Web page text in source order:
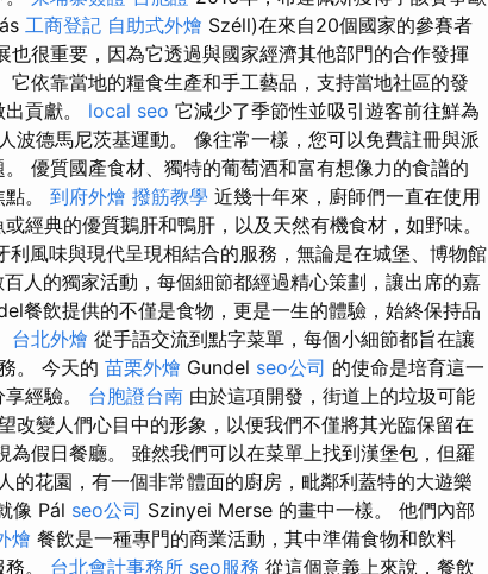
工商登記 自助式外燴 Széll)在來自20個國家的參賽者
也很重要，因為它透過與國家經濟其他部門的合作發揮
依靠當地的糧食生產和手工藝品，支持當地社區的發
貢獻。 local seo 它減少了季節性並吸引遊客前往鮮為
波德馬尼茨基運動。 像往常一樣，您可以免費註冊與派
優質國產食材、獨特的葡萄酒和富有想像力的食譜的
。 到府外燴 撥筋教學 近幾十年來，廚師們一直​​在使用
經典的優質鵝肝和鴨肝，以及天然有機食材，如野味。
利風味與現代呈現相結合的服務，無論是在城堡、博物館
人的獨家活動，每個細節都經過精心策劃，讓出席的嘉
餐飲提供的不僅是食物，更是一生的體驗，始終保持品
台北外燴 從手語交流到點字菜單，每個小細節都旨在讓
。 今天的 苗栗外燴 Gundel seo公司 的使命是培育這一
經驗。 台胞證台南 由於這項開發，街道上的垃圾可能
改變人們心目中的形象，以便我們不僅將其光臨保留在
為假日餐廳。 雖然我們可以在菜單上找到漢堡包，但羅
的花園，有一個非常體面的廚房，毗鄰利蓋特的大遊樂
像 Pál seo公司 Szinyei Merse 的畫中一樣。 他們內部
燴 餐飲是一種專門的商業活動，其中準備食物和飲料
。 台北會計事務所 seo服務 從這個意義上來說，餐飲